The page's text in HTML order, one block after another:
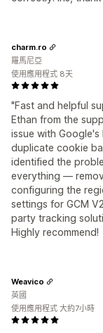
"Fast and helpful
Ethan from the
issue with Google's
duplicate cookie
identified the
everything —
configuring the
settings for GCM
party tracking
Highly recommend!
charm.ro
羅馬尼亞
使用應用程式 8天
Weavico
英國
使用應用程式 大約7小時